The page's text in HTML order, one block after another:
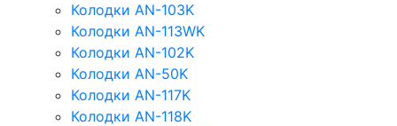
Колодки AN-103K
Колодки AN-113WK
Колодки AN-102K
Колодки AN-50K
Колодки AN-117K
Колодки AN-118K